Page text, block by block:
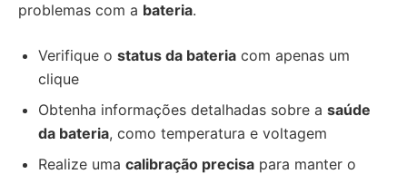
problemas com a bateria.
Verifique o status da bateria com apenas um
clique
Obtenha informações detalhadas sobre a saúde
da bateria, como temperatura e voltagem
Realize uma calibração precisa para manter o